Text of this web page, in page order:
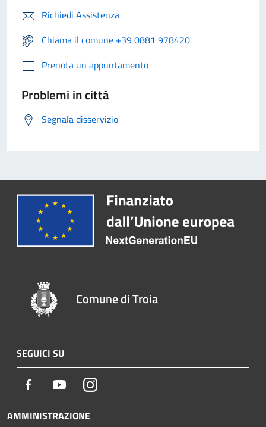
Richiedi Assistenza
Chiama il comune +39 0881 978420
Prenota un appuntamento
Problemi in città
Segnala disservizio
Comune di Troia
SEGUICI SU
Facebook YoutubeInstagram
AMMINISTRAZIONE